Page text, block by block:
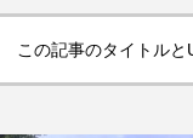
この記事のタイトル